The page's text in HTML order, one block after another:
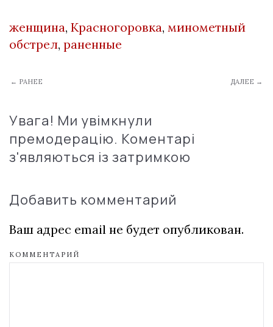
женщина, Красногоровка, минометный
обстрел, раненные
← РАНЕЕ ДАЛЕЕ →
Увага! Ми увімкнули
премодерацію. Коментарі
з'являються із затримкою
Добавить комментарий
Ваш адрес email не будет опубликован.
КОММЕНТАРИЙ